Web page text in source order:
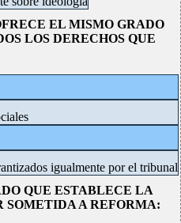
EL MISMO GRADO
LOS DERECHOS QUE
igualmente por el tribunal
QUE ESTABLECE LA
SOMETIDA A REFORMA: